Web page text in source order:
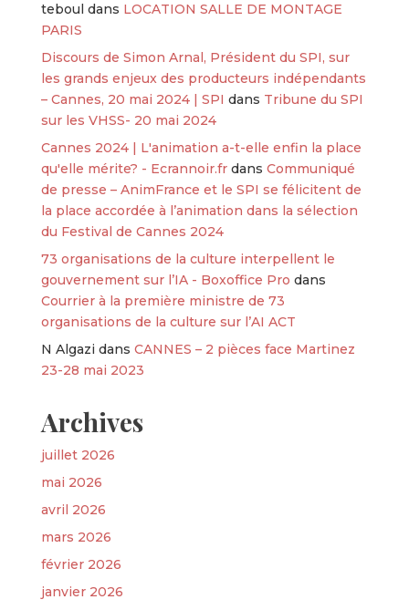
teboul dans LOCATION SALLE DE MONTAGE
PARIS
Discours de Simon Arnal, Président du SPI, sur
les grands enjeux des producteurs indépendants
– Cannes, 20 mai 2024 | SPI dans Tribune du SPI
sur les VHSS- 20 mai 2024
Cannes 2024 | L'animation a-t-elle enfin la place
qu'elle mérite? - Ecrannoir.frdans Communiqué
de presse – AnimFrance et le SPI se félicitent de
la place accordée à l’animation dans la sélection
du Festival de Cannes 2024
73 organisations de la culture interpellent le
gouvernement sur l’IA - Boxoffice Pro dans
Courrier à la première ministre de 73
organisations de la culture sur l’AI ACT
N Algazi dans CANNES – 2 pièces face Martinez
23-28 mai 2023
Archives
juillet 2026
mai 2026
avril 2026
mars 2026
février 2026
janvier 2026